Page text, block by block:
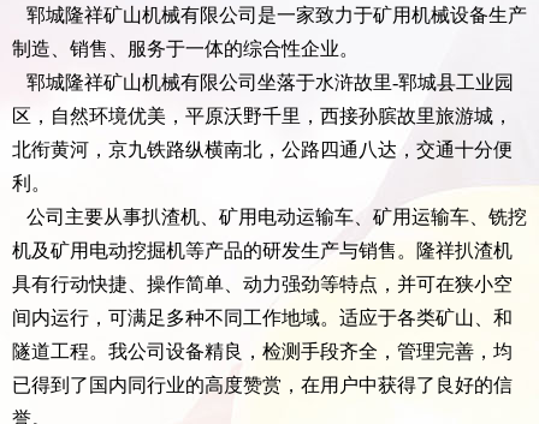
郓城隆祥矿山机械有限公司是一家致力于矿用机械设备生产
制造、销售、服务于一体的综合性企业。
郓城隆祥矿山机械有限公司坐落于水浒故里-郓城县工业园
区，自然环境优美，平原沃野千里，西接孙膑故里旅游城，
北衔黄河，京九铁路纵横南北，公路四通八达，交通十分便
利。
公司主要从事扒渣机、矿用电动运输车、矿用运输车、铣挖
机及矿用电动挖掘机等产品的研发生产与销售。隆祥扒渣机
具有行动快捷、操作简单、动力强劲等特点，并可在狭小空
间内运行，可满足多种不同工作地域。适应于各类矿山、和
隧道工程。我公司设备精良，检测手段齐全，管理完善，均
已得到了国内同行业的高度赞赏，在用户中获得了良好的信
誉。